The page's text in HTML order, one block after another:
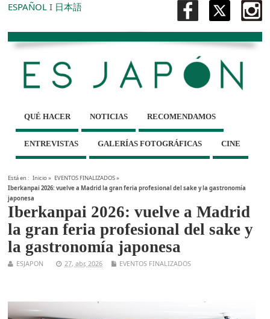
ESPAÑOL I 日本語
QUÉ HACER NOTICIAS RECOMENDAMOS
ENTREVISTAS GALERÍAS FOTOGRÁFICAS CINE
Está en : Inicio» EVENTOS FINALIZADOS»
Iberkanpai 2026: vuelve a Madrid la gran feria profesional del sake y la gastronomía
japonesa
Iberkanpai 2026: vuelve a Madrid
la gran feria profesional del sake y
la gastronomía japonesa
ESJAPON 27, abr, 2026 EVENTOS FINALIZADOS